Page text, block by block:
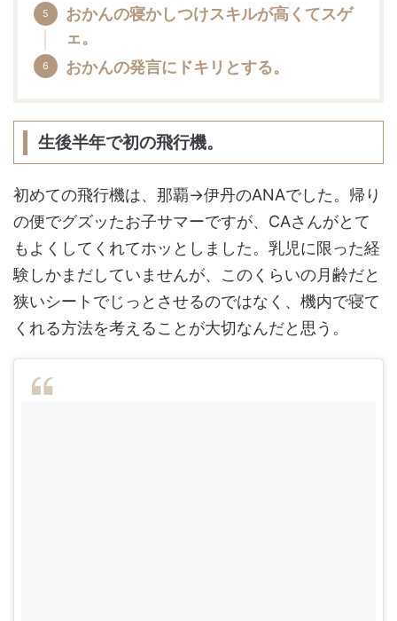
おかんの寝かしつけスキルが高くてスゲ
ェ。
おかんの発言にドキリとする。
生後半年で初の飛行機。
初めての飛行機は、那覇→伊丹のANAでした。帰り
の便でグズッたお子サマーですが、CAさんがとて
もよくしてくれてホッとしました。乳児に限った経
験しかまだしていませんが、このくらいの月齢だと
狭いシートでじっとさせるのではなく、機内で寝て
くれる方法を考えることが大切なんだと思う。